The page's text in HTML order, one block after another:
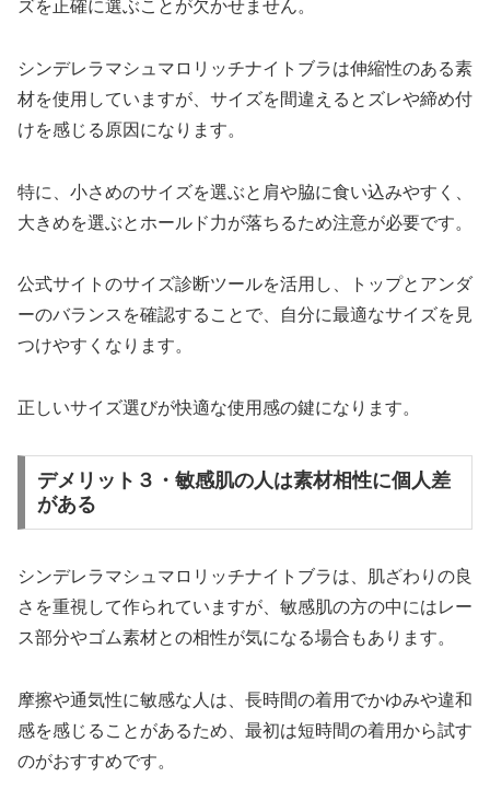
ズを正確に選ぶことが欠かせません。
シンデレラマシュマロリッチナイトブラは伸縮性のある素
材を使用していますが、サイズを間違えるとズレや締め付
けを感じる原因になります。
特に、小さめのサイズを選ぶと肩や脇に食い込みやすく、
大きめを選ぶとホールド力が落ちるため注意が必要です。
公式サイトのサイズ診断ツールを活用し、トップとアンダ
ーのバランスを確認することで、自分に最適なサイズを見
つけやすくなります。
正しいサイズ選びが快適な使用感の鍵になります。
デメリット３・敏感肌の人は素材相性に個人差
がある
シンデレラマシュマロリッチナイトブラは、肌ざわりの良
さを重視して作られていますが、敏感肌の方の中にはレー
ス部分やゴム素材との相性が気になる場合もあります。
摩擦や通気性に敏感な人は、長時間の着用でかゆみや違和
感を感じることがあるため、最初は短時間の着用から試す
のがおすすめです。